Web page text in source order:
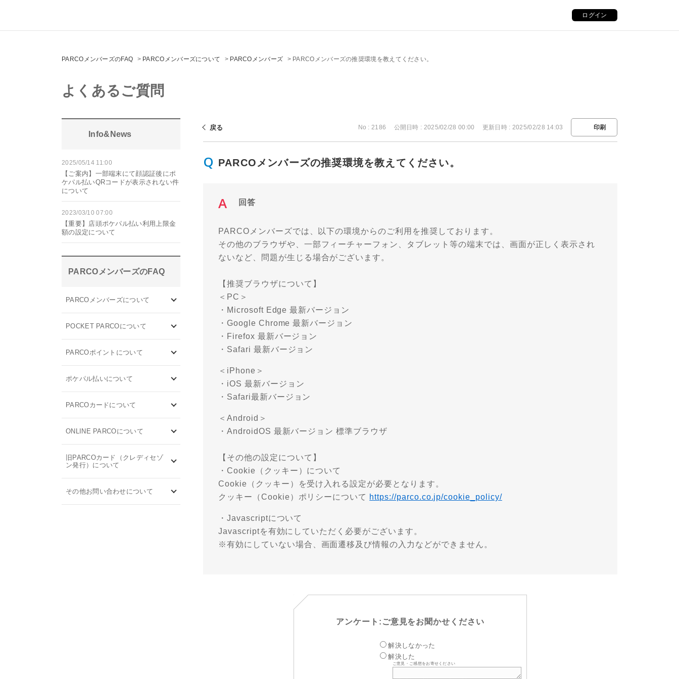
ログイン
PARCOメンバーズのFAQ > PARCOメンバーズについて > PARCOメンバーズ > PARCOメンバーズの推奨環境を教えてください。
よくあるご質問
Info&News
2025/05/14 11:00
【ご案内】一部端末にて顔認証後にポ
ケパル払いQRコードが表示されない件
について
2023/03/10 07:00
【重要】店頭ポケパル払い利用上限金
額の設定について
PARCOメンバーズのFAQ
PARCOメンバーズについて
POCKET PARCOについて
PARCOポイントについて
ポケパル払いについて
PARCOカードについて
ONLINE PARCOについて
旧PARCOカード（クレディセゾ
ン発行）について
その他お問い合わせについて
戻る No : 2186 公開日時 : 2025/02/28 00:00 更新日時 : 2025/02/28 14:03 印刷
PARCOメンバーズの推奨環境を教えてください。
回答
PARCOメンバーズでは、以下の環境からのご利用を推奨しております。
その他のブラウザや、一部フィーチャーフォン、タブレット等の端末では、画面が正しく表示され
ないなど、問題が生じる場合がございます。
【推奨ブラウザについて】
＜PC＞
・Microsoft Edge 最新バージョン
・Google Chrome 最新バージョン
・Firefox 最新バージョン
・Safari 最新バージョン
＜iPhone＞
・iOS 最新バージョン
・Safari最新バージョン
＜Android＞
・AndroidOS 最新バージョン 標準ブラウザ
【その他の設定について】
・Cookie（クッキー）について
Cookie（クッキー）を受け入れる設定が必要となります。
クッキー（Cookie）ポリシーについて https://parco.co.jp/cookie_policy/
・Javascriptについて
Javascriptを有効にしていただく必要がございます。
※有効にしていない場合、画面遷移及び情報の入力などができません。
アンケート:ご意見をお聞かせください
解決しなかった
解決した
ご意見・ご感想をお寄せください